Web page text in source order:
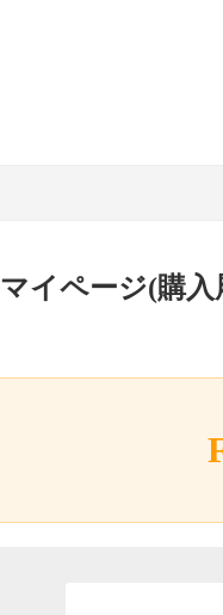
マイページ(購